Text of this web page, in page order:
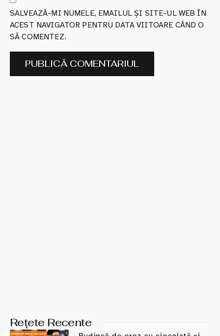
SALVEAZĂ-MI NUMELE, EMAILUL ȘI SITE-UL WEB ÎN
ACEST NAVIGATOR PENTRU DATA VIITOARE CÂND O
SĂ COMENTEZ.
Rețete Recente